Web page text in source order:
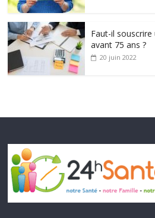
Faut-il
avant 75 ans ?
20 juin 2022